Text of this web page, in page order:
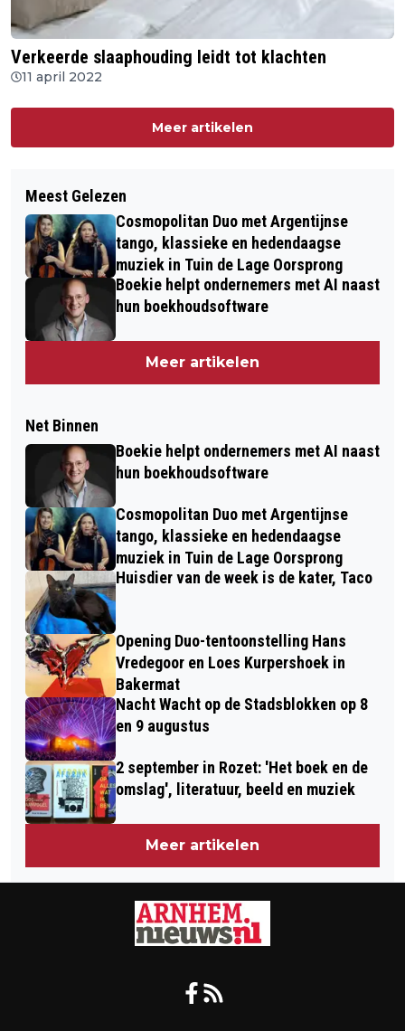
Verkeerde slaaphouding leidt tot klachten
11 april 2022
Meer artikelen
Meest Gelezen
Cosmopolitan Duo met Argentijnse
tango, klassieke en hedendaagse
muziek in Tuin de Lage Oorsprong
Boekie helpt ondernemers met AI naast
hun boekhoudsoftware
Meer artikelen
Net Binnen
Boekie helpt ondernemers met AI naast
hun boekhoudsoftware
Cosmopolitan Duo met Argentijnse
tango, klassieke en hedendaagse
muziek in Tuin de Lage Oorsprong
Huisdier van de week is de kater, Taco
Opening Duo-tentoonstelling Hans
Vredegoor en Loes Kurpershoek in
Bakermat
Nacht Wacht op de Stadsblokken op 8
en 9 augustus
2 september in Rozet: 'Het boek en de
omslag', literatuur, beeld en muziek
Meer artikelen